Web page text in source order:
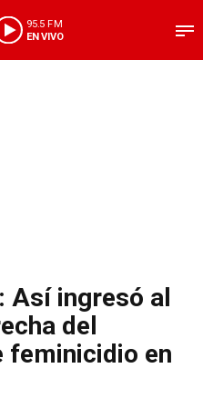
95.5 FM
EN VIVO
Así ingresó al
del
feminicidio en